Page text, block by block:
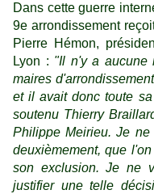
Dans cette guerre
9e arrondissement
Pierre Hémon,
Lyon : "Il n'y a aucune
maires
et il avait donc toute
soutenu Thierry
Philippe Meirieu. Je
deuxièmement, que
son exclusion. Je ne
justifier une telle